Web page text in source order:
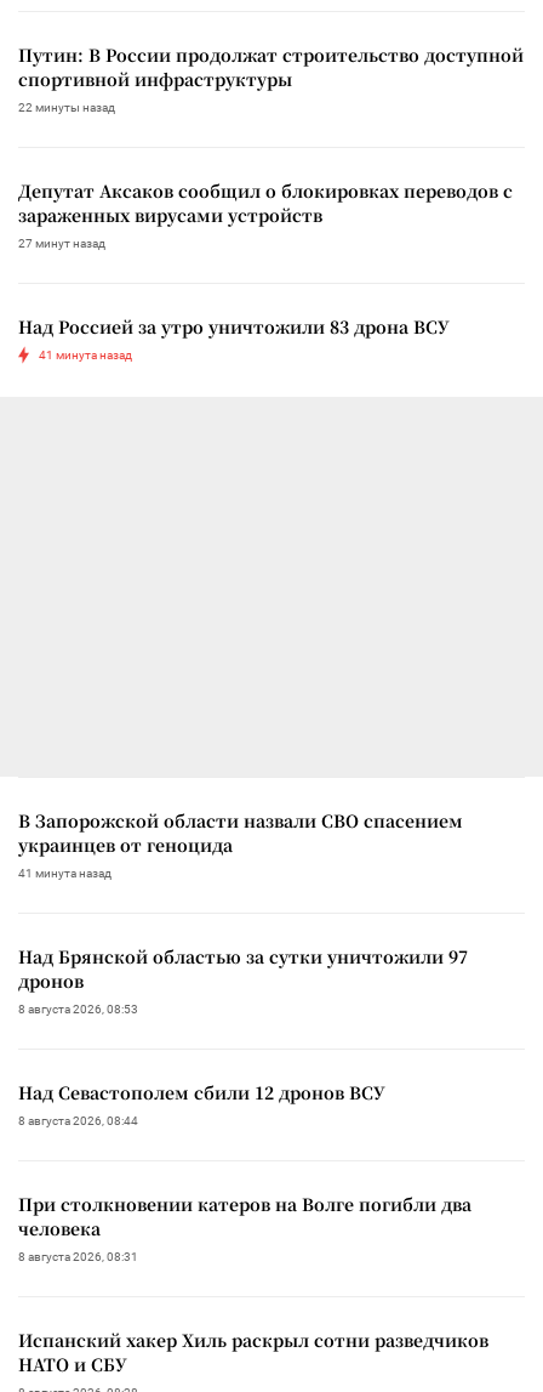
Путин: В России продолжат строительство доступной
спортивной инфраструктуры
22 минуты назад
Депутат Аксаков сообщил о блокировках переводов с
зараженных вирусами устройств
27 минут назад
Над Россией за утро уничтожили 83 дрона ВСУ
41 минута назад
В Запорожской области назвали СВО спасением
украинцев от геноцида
41 минута назад
Над Брянской областью за сутки уничтожили 97
дронов
8 августа 2026, 08:53
Над Севастополем сбили 12 дронов ВСУ
8 августа 2026, 08:44
При столкновении катеров на Волге погибли два
человека
8 августа 2026, 08:31
Испанский хакер Хиль раскрыл сотни разведчиков
НАТО и СБУ